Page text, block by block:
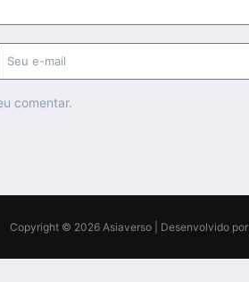
comentar.
Copyright © 2026 Asiaverso | Desenvolvido por